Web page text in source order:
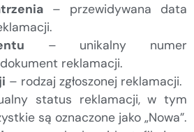
– przewidywana data
– unikalny numer
reklamacji.
– rodzaj zgłoszonej reklamacji.
status reklamacji, w tym
są oznaczone jako „Nowa”.